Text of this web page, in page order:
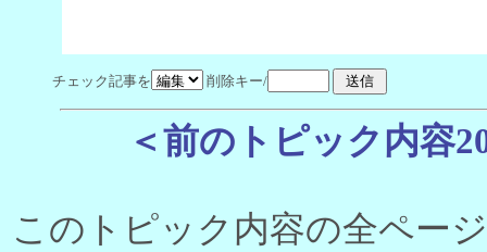
チェック記事を 削除キー/
＜前のトピック内容
このトピック内容の全ペー